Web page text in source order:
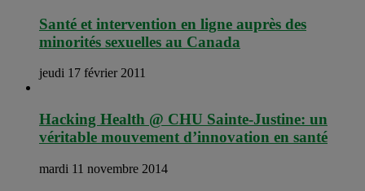
Santé et intervention en ligne auprès des
minorités sexuelles au Canada
jeudi 17 février 2011
Hacking Health @ CHU Sainte-Justine: un
véritable mouvement d’innovation en santé
mardi 11 novembre 2014